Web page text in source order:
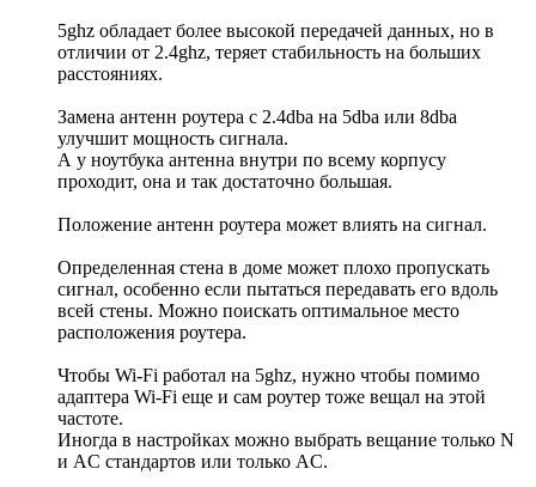
5ghz обладает более высокой передачей данных, но в
отличии от 2.4ghz, теряет стабильность на больших
расстояниях.
Замена антенн роутера с 2.4dba на 5dba или 8dba
улучшит мощность сигнала.
А у ноутбука антенна внутри по всему корпусу
проходит, она и так достаточно большая.
Положение антенн роутера может влиять на сигнал.
Определенная стена в доме может плохо пропускать
сигнал, особенно если пытаться передавать его вдоль
всей стены. Можно поискать оптимальное место
расположения роутера.
Чтобы Wi-Fi работал на 5ghz, нужно чтобы помимо
адаптера Wi-Fi еще и сам роутер тоже вещал на этой
частоте.
Иногда в настройках можно выбрать вещание только N
и AC стандартов или только AC.